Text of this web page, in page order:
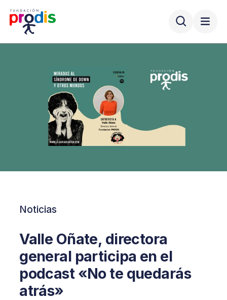
Noticias
Valle Oñate, directora
general participa en el
podcast «No te quedarás
atrás»